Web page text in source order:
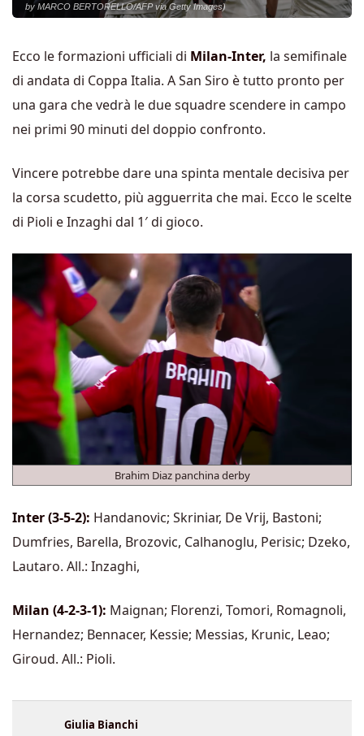
by MARCO BERTORELLO/AFP via Getty Images)
Ecco le formazioni ufficiali di Milan-Inter, la semifinale
di andata di Coppa Italia. A San Siro è tutto pronto per
una gara che vedrà le due squadre scendere in campo
nei primi 90 minuti del doppio confronto.
Vincere potrebbe dare una spinta mentale decisiva per
la corsa scudetto, più agguerrita che mai. Ecco le scelte
di Pioli e Inzaghi dal 1′ di gioco.
Brahim Diaz panchina derby
Inter (3-5-2): Handanovic; Skriniar, De Vrij, Bastoni;
Dumfries, Barella, Brozovic, Calhanoglu, Perisic; Dzeko,
Lautaro. All.: Inzaghi,
Milan (4-2-3-1): Maignan; Florenzi, Tomori, Romagnoli,
Hernandez; Bennacer, Kessie; Messias, Krunic, Leao;
Giroud. All.: Pioli.
Giulia Bianchi